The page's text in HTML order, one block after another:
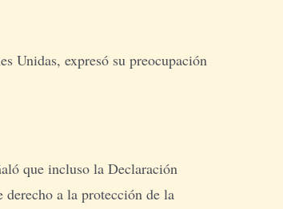
Unidas, expresó su preocupación
que incluso la Declaración
a la protección de la